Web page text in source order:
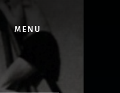
MENU